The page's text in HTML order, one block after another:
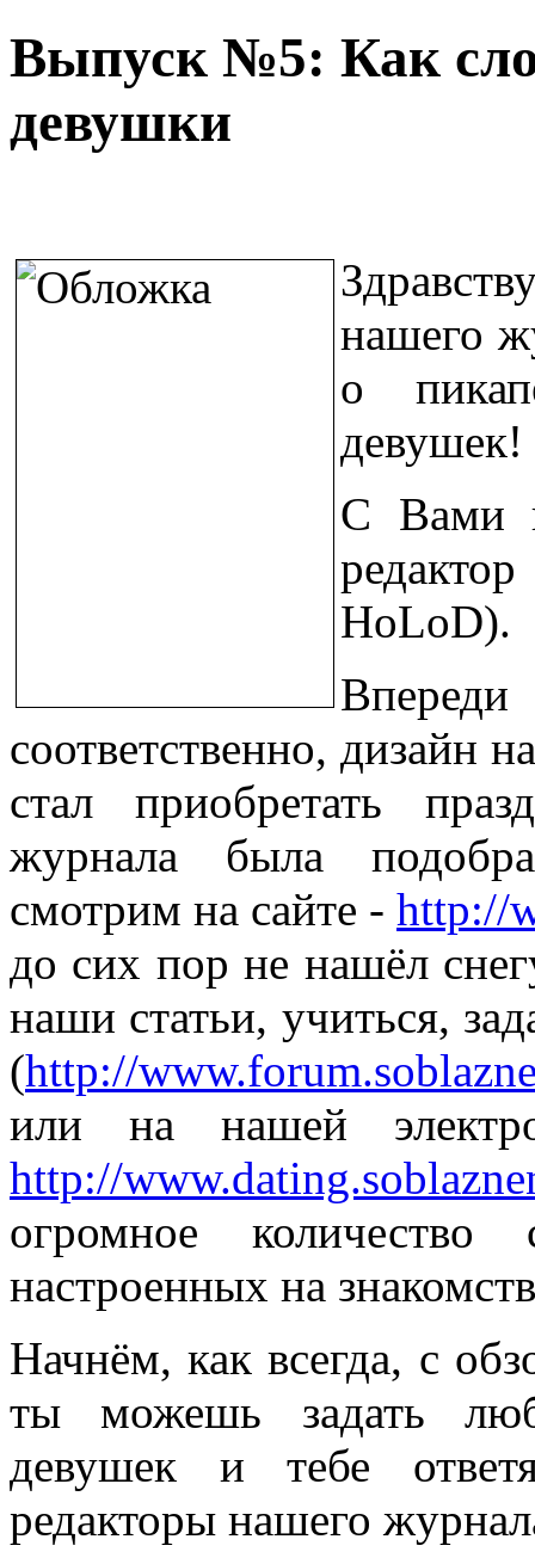
Выпуск №5: Как
девушки
нашего
о
девушек!
С Вами
HoLoD).
соответственно, дизайн
стал приобретать
журнала была
смотрим на сайте - http://
до сих пор не нашёл
наши статьи, учиться,
(http://
или на нашей
http://
огромное
настроенных на
Начнём, как всегда, с
ты можешь задать
девушек и тебе
редакторы нашего